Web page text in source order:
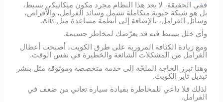
ففي الحقيقة، لا يعد هذا النظام مجرد مكون ميكانيكي بسيط،
بل هو شبكة حيوية متكاملة تشمل وسائد الفرامل، والأقراص،
وسائل الفرامل، بالإضافة إلى أنظمة مساعدة مثلABS
.
وأي خلل بسيط فيه قد يعرّضك لمخاطر جسيمة.
ومع زيادة الكثافة المرورية على طرق الكويت، أصبحت أعطال
الفرامل من المشكلات الشائعة والخطيرة في نفس الوقت.
وهنا تبرز الحاجة الملحّة إلى خدمة متخصصة وموثوقة مثل بنشر
تبديل تاير الكويت.
لذلك فلا داعي للمخاطرة بقيادة سيارة تعاني من ضعف في
الفرامل.